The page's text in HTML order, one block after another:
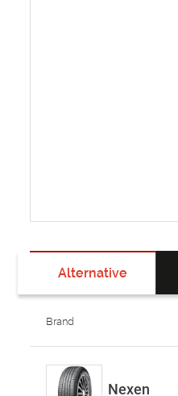
Alternative
Brand
Nexen